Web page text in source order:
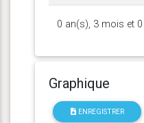
0 an(s), 3 mois et
Graphique
ENREGISTRER